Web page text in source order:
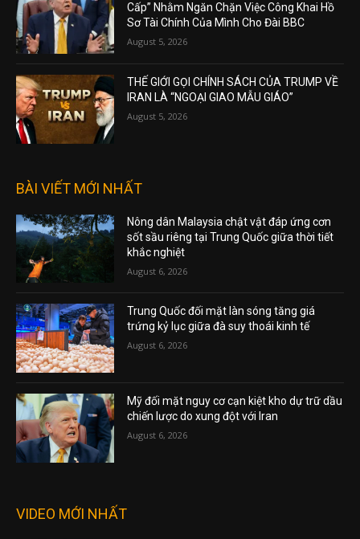
Cấp” Nhằm Ngăn Chặn Việc Công Khai Hồ
Sơ Tài Chính Của Mình Cho Đài BBC
August 5, 2026
THẾ GIỚI GỌI CHÍNH SÁCH CỦA TRUMP VỀ
IRAN LÀ “NGOẠI GIAO MẪU GIÁO”
August 5, 2026
BÀI VIẾT MỚI NHẤT
Nông dân Malaysia chật vật đáp ứng cơn
sốt sầu riêng tại Trung Quốc giữa thời tiết
khắc nghiệt
August 6, 2026
Trung Quốc đối mặt làn sóng tăng giá
trứng kỷ lục giữa đà suy thoái kinh tế
August 6, 2026
Mỹ đối mặt nguy cơ cạn kiệt kho dự trữ dầu
chiến lược do xung đột với Iran
August 6, 2026
VIDEO MỚI NHẤT